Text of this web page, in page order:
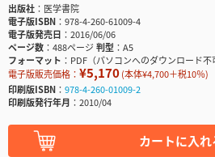
出版社
医学書院
電子版ISBN
978-4-260-61009-4
電子版発売日
2016/06/06
ページ数
488ページ判型
A5
フォーマット
PDF（パソコンへのダウンロード不
電子版販売価格： ¥5,170(本体¥4,700＋税10％)
印刷版ISBN
978-4-260-01009-2
印刷版発行年月
2010/04
カートに入れ